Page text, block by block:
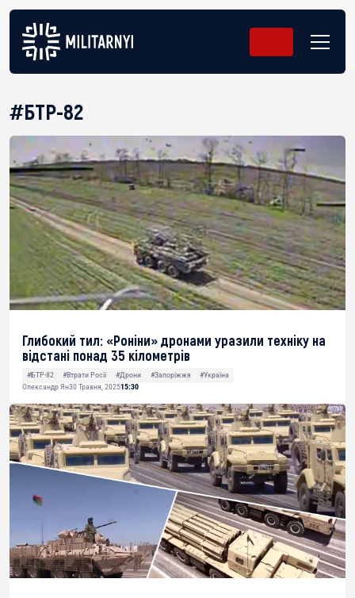
#БТР-82
Глибокий тил: «Роніни» дронами уразили техніку на
відстані понад 35 кілометрів
#БТР-82 #Втрати Росії #Дрони #Запоріжжя
#Україна
Олександр Ян30 Травня, 202515:30